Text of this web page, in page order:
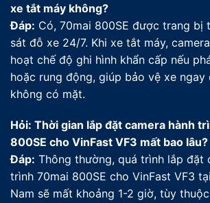
xe tắt máy không?
Đáp: Có, 70mai 800SE được trang bị
sát đỗ xe 24/7. Khi xe tắt máy,
hoạt chế độ ghi hình khẩn cấp nếu
hoặc rung động, giúp bảo vệ xe ngay
không có mặt.
Hỏi: Thời gian lắp đặt camera hành
800SE cho VinFast VF3 mất bao lâu?
Đáp: Thông thường, quá trình lắp đặt
trình 70mai 800SE cho VinFast VF3
Nam sẽ mất khoảng 1-2 giờ, tùy